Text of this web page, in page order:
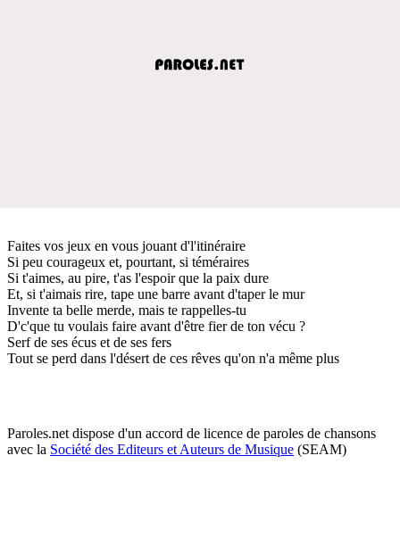
Faites vos jeux en vous jouant d'l'itinéraire
Si peu courageux et, pourtant, si téméraires
Si t'aimes, au pire, t'as l'espoir que la paix dure
Et, si t'aimais rire, tape une barre avant d'taper le mur
Invente ta belle merde, mais te rappelles-tu
D'c'que tu voulais faire avant d'être fier de ton vécu ?
Serf de ses écus et de ses fers
Tout se perd dans l'désert de ces rêves qu'on n'a même plus
Paroles.net dispose d'un accord de licence de paroles de chansons
avec la Société des Editeurs et Auteurs de Musique (SEAM)